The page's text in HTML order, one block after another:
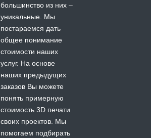
большинство из них –
уникальные. Мы
постараемся дать
общее понимание
стоимости наших
услуг. На основе
наших предыдущих
заказов Вы можете
понять примерную
стоимость 3D печати
своих проектов. Мы
помогаем подбирать